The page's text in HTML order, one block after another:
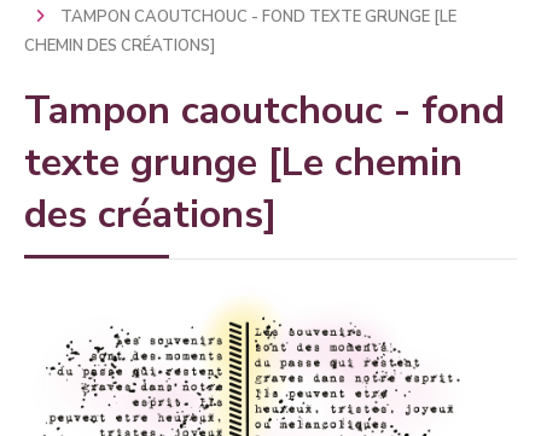
TAMPON CAOUTCHOUC - FOND TEXTE GRUNGE [LE
CHEMIN DES CRÉATIONS]
Tampon caoutchouc - fond
texte grunge [Le chemin
des créations]